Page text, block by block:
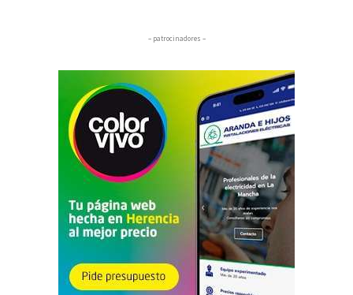
– patrocinadores –